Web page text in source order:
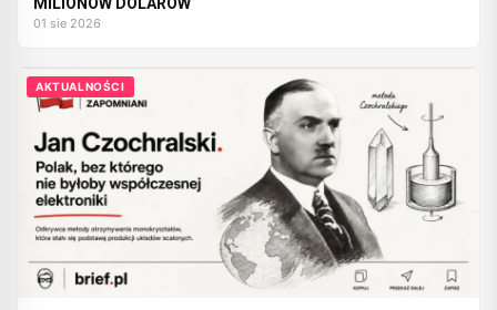
01 sie 2026
AKTUALNOŚCI